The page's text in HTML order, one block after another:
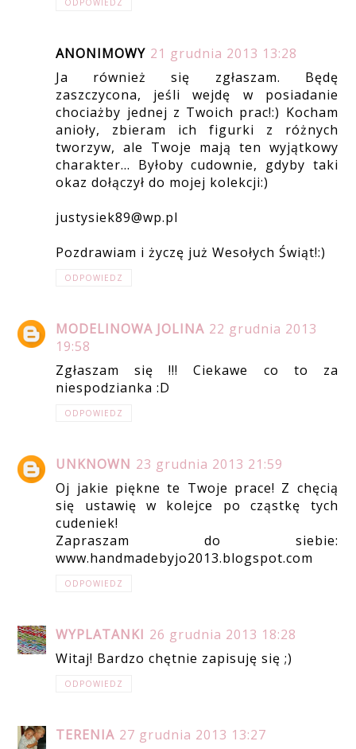
ODPOWIEDZ
ANONIMOWY 21 grudnia 2013 13:28
Ja również się zgłaszam. Będę
zaszczycona, jeśli wejdę w posiadanie
chociażby jednej z Twoich prac!:) Kocham
anioły, zbieram ich figurki z różnych
tworzyw, ale Twoje mają ten wyjątkowy
charakter... Byłoby cudownie, gdyby taki
okaz dołączył do mojej kolekcji:)
justysiek89@wp.pl
Pozdrawiam i życzę już Wesołych Świąt!:)
ODPOWIEDZ
MODELINOWA JOLINA 22 grudnia 2013
19:58
Zgłaszam się !!! Ciekawe co to za
niespodzianka :D
ODPOWIEDZ
UNKNOWN 23 grudnia 2013 21:59
Oj jakie piękne te Twoje prace! Z chęcią
się ustawię w kolejce po cząstkę tych
cudeniek!
Zapraszam do siebie:
www.handmadebyjo2013.blogspot.com
ODPOWIEDZ
WYPLATANKI 26 grudnia 2013 18:28
Witaj! Bardzo chętnie zapisuję się ;)
ODPOWIEDZ
TERENIA 27 grudnia 2013 13:27